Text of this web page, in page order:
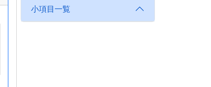
小項目一覧